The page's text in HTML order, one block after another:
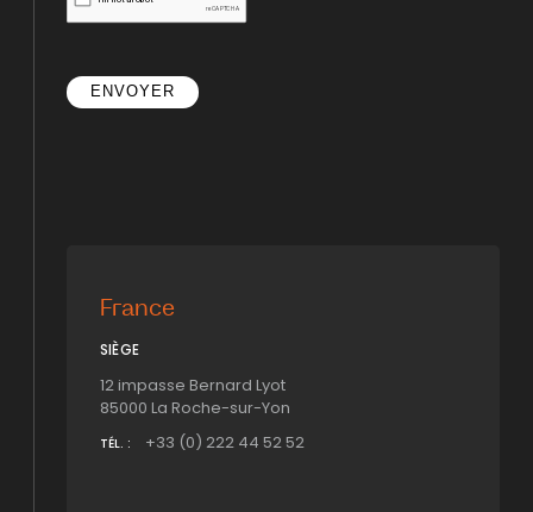
France
SIÈGE
12 impasse Bernard Lyot
85000 La Roche-sur-Yon
TÉL. : +33 (0) 222 44 52 52